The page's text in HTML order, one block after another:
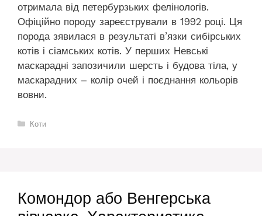
отримала від петербурзьких фелінологів.
Офіційно породу зареєстрували в 1992 році. Ця
порода зявилася в результаті в’язки сибірських
котів і сіамських котів. У перших Невські
маскарадні запозичили шерсть і будова тіла, у
маскарадних – колір очей і поєднання кольорів
вовни.
Категорії
Коти
Комондор або Венгерська